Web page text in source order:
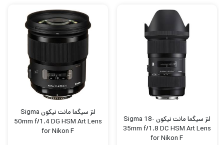
لنز سیگما مانت نیکون Sigma 18-
35mm f/1.8 DC HSM Art Lens
for Nikon F
لنز سیگما مانت نیکون Sigma
50mm f/1.4 DG HSM Art Lens
for Nikon F